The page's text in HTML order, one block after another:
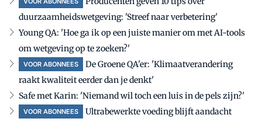
duurzaamheidswetgeving: 'Streef naar verbetering'
Young QA: 'Hoe ga ik op een juiste manier om met AI-tools
om wetgeving op te zoeken?'
VOOR ABONNEES
De Groene QA'er: 'Klimaatverandering
raakt kwaliteit eerder dan je denkt'
Safe met Karin: 'Niemand wil toch een luis in de pels zijn?'
VOOR ABONNEES
Ultrabewerkte voeding blijft aandacht